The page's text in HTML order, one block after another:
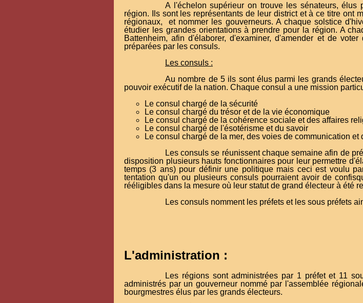
A l'échelon supérieur on trouve les sénateurs,
région. Ils sont les représentants de leur district et à ce titre ont
régionaux, et nommer les gouverneurs. A chaque solstice
étudier les grandes orientations à prendre pour la région. A
Battenheim, afin d'élaborer, d'examiner, d'amender et de
préparées par les consuls.
Les consuls :
Au nombre de 5 ils sont élus parmi les grands
pouvoir exécutif de la nation. Chaque consul a une mission
Le consul chargé de la sécurité
Le consul chargé du trésor et de la vie économique
Le consul chargé de la cohérence sociale et des affaires
Le consul chargé de l'ésotérisme et du savoir
Le consul chargé de la mer, des voies de communication
Les consuls se réunissent chaque semaine afin de
disposition plusieurs hauts fonctionnaires pour leur permettre
temps (3 ans) pour définir une politique mais ceci est voulu
tentation qu'un ou plusieurs consuls pourraient avoir de
rééligibles dans la mesure où leur statut de grand électeur à été
Les consuls nomment les préfets et les sous préfets
L'administration :
Les régions sont administrées par 1 préfet et 11
administrés par un gouverneur nommé par l'assemblée
bourgmestres élus par les grands électeurs.